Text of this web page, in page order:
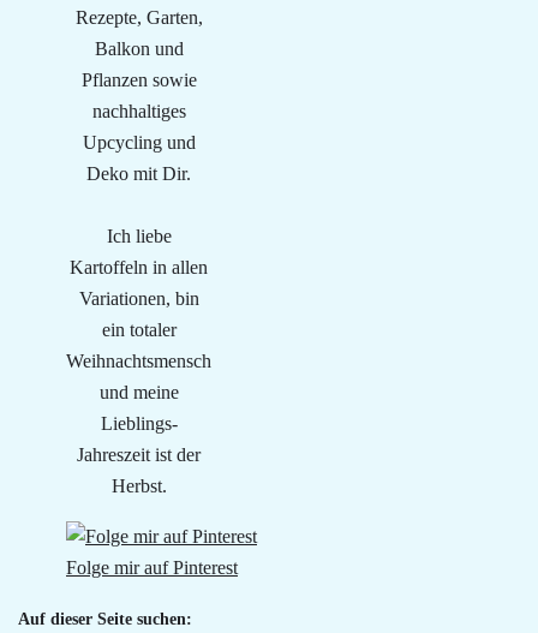
Rezepte, Garten,
Balkon und
Pflanzen sowie
nachhaltiges
Upcycling und
Deko mit Dir.
Ich liebe
Kartoffeln in allen
Variationen, bin
ein totaler
Weihnachtsmensch
und meine
Lieblings-
Jahreszeit ist der
Herbst.
Folge mir auf Pinterest
Auf dieser Seite suchen: